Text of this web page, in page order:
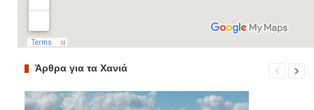
Άρθρα για τα Χανιά